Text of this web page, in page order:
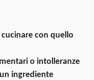
con quello
o intolleranze
ingrediente